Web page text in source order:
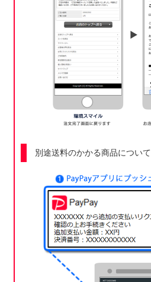
別途送料のかかる商品について